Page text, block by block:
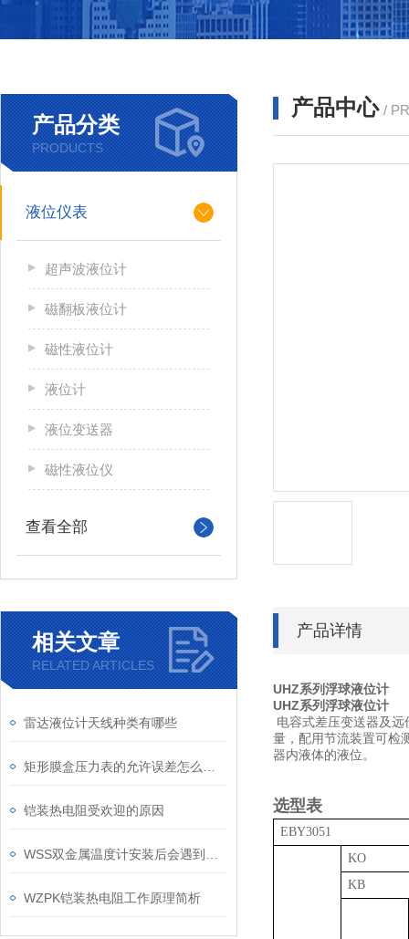
产品分类
PRODUCTS
液位仪表
超声波液位计
磁翻板液位计
磁性液位计
液位计
液位变送器
磁性液位仪
查看全部
相关文章
RELATED ARTICLES
雷达液位计天线种类有哪些
铠装热电阻受欢迎的原因
WZPK铠装热电阻工作原理简析
产品中心 /
产品详情
UHZ系列浮球液位计
UHZ系列浮球液位计
电容式差压变送器及
量，配用节流装置可检
器内液体的液位。
选型表
KO
KB